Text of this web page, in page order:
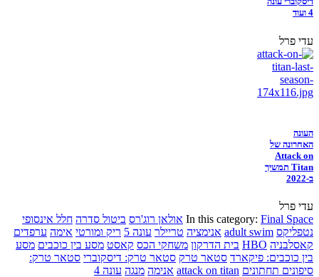
4 ועוד
עדי פרל
העונה
האחרונה של
Attack on
Titan תמשיך
ב-2022
עדי פרל
In this category: Final Space אולאן רוג'רס ביטול סדרה חלל אינסופי
נטפליקס adult swim אנימציה טריילר עונה 5 ריק ומורטי אימה ערפדים
קאסלבניה HBO בית הדרקון משחקי הכס קאסט מסע בין כוכבים מסע
בין כוכבים: פיקארד סטאר טרק סטאר טרק: דיסקוברי סטאר טרק:
סיפונים תחתונים attack on titan אנימה מנגה עונה 4